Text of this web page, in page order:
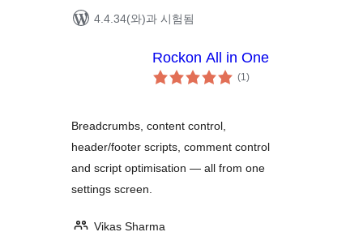
4.4.34(와)과 시험됨
Rockon All in One
(1전
체)
Breadcrumbs, content control,
header/footer scripts, comment control
and script optimisation — all from one
settings screen.
Vikas Sharma